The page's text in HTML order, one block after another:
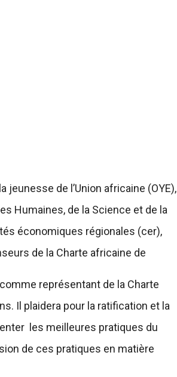
jeunesse de l’Union africaine (OYE),
Humaines, de la Science et de la
économiques régionales (cer),
de la Charte africaine de
représentant de la Charte
Il plaidera pour la ratification et la
les meilleures pratiques du
de ces pratiques en matière